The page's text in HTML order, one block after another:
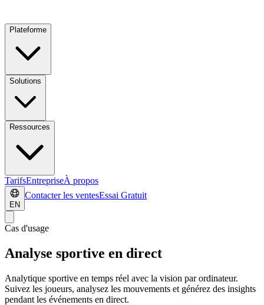
Plateforme
Solutions
Ressources
TarifsEntrepriseÀ propos
EN
Contacter les ventesEssai Gratuit
Cas d'usage
Analyse sportive en direct
Analytique sportive en temps réel avec la vision par ordinateur.
Suivez les joueurs, analysez les mouvements et générez des insights
pendant les événements en direct.